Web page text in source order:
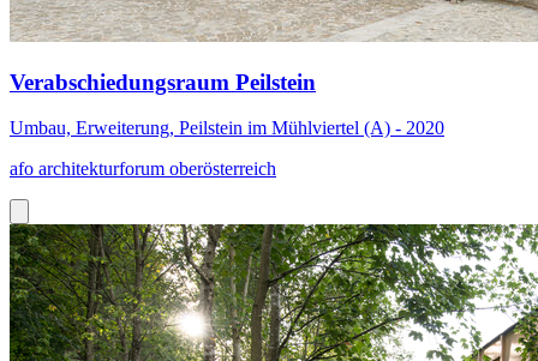
Verabschiedungsraum Peilstein
Umbau, Erweiterung, Peilstein im Mühlviertel (A) - 2020
afo architekturforum oberösterreich